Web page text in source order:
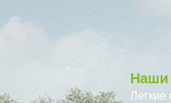
Наши
Легкие